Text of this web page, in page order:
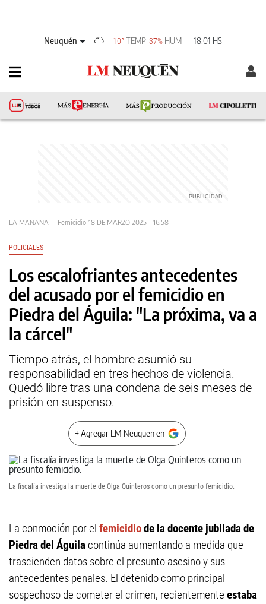
Neuquén 10°TEMP 37% HUM 18:01 HS
LA MAÑANA Femicidio 18 DE MARZO 2025 - 16:58
POLICIALES
Los escalofriantes antecedentes
del acusado por el femicidio en
Piedra del Águila: "La próxima, va a
la cárcel"
Tiempo atrás, el hombre asumió su
responsabilidad en tres hechos de violencia.
Quedó libre tras una condena de seis meses de
prisión en suspenso.
+ Agregar LM Neuquen en
La fiscalía investiga la muerte de Olga Quinteros como un presunto femicidio.
La conmoción por el femicidiode la docente jubilada de
Piedra del Águila continúa aumentando a medida que
trascienden datos sobre el presunto asesino y sus
antecedentes penales. El detenido como principal
sospechoso de cometer el crimen, recientemente estaba